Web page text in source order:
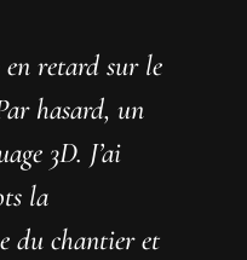
retard sur le
hasard, un
3D. J’ai
la
du chantier et